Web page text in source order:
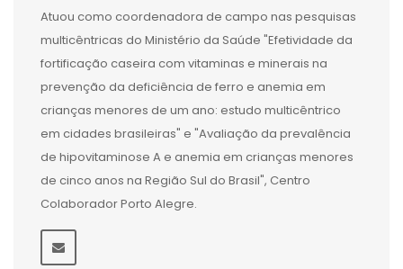
Atuou como coordenadora de campo nas pesquisas
multicêntricas do Ministério da Saúde "Efetividade da
fortificação caseira com vitaminas e minerais na
prevenção da deficiência de ferro e anemia em
crianças menores de um ano: estudo multicêntrico
em cidades brasileiras" e "Avaliação da prevalência
de hipovitaminose A e anemia em crianças menores
de cinco anos na Região Sul do Brasil", Centro
Colaborador Porto Alegre.